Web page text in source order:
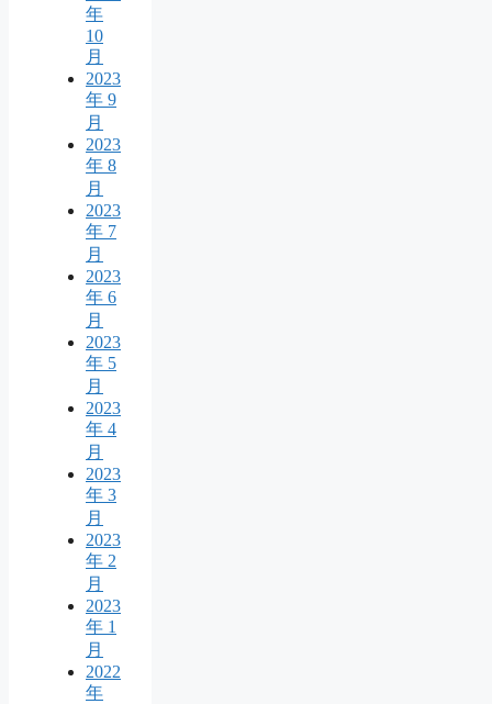
年
10
月
2023
年 9
月
2023
年 8
月
2023
年 7
月
2023
年 6
月
2023
年 5
月
2023
年 4
月
2023
年 3
月
2023
年 2
月
2023
年 1
月
2022
年